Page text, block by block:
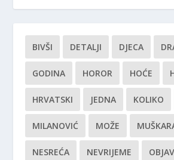
BIVŠI DETALJI DJECA
GODINA HOROR HOĆE
HRVATSKI JEDNA KOLIKO
MILANOVIĆ MOŽE
NESREĆA NEVRIJEME